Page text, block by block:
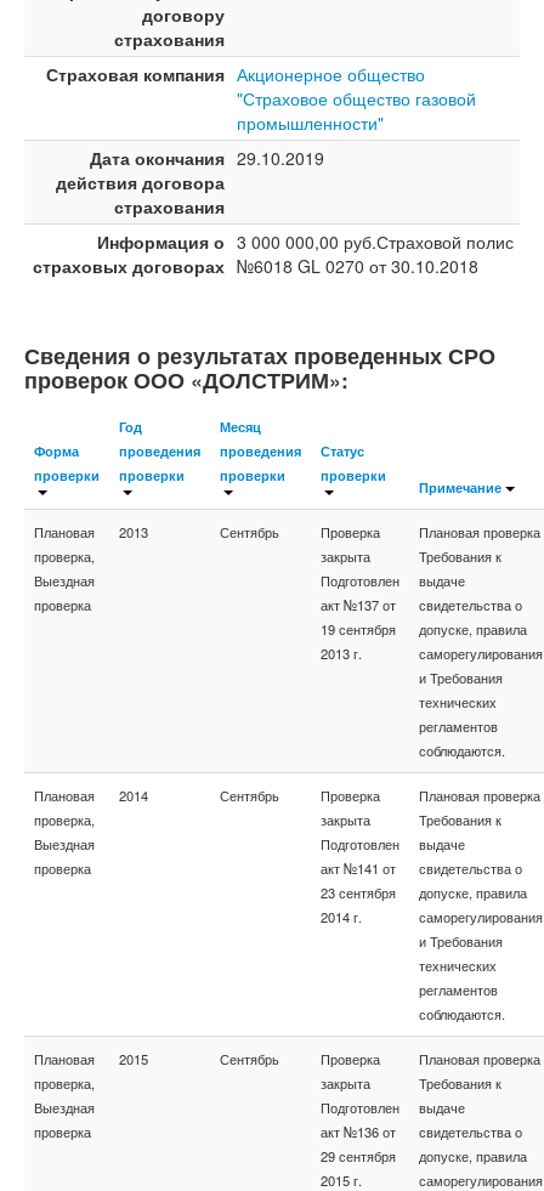
договору
страхования
Страховая компания Акционерное общество
"Страховое общество газовой
промышленности"
Дата окончания
действия договора
страхования
29.10.2019
Информация о
страховых договорах
3 000 000,00 руб.Страховой полис
№6018 GL 0270 от 30.10.2018
Сведения о результатах проведенных СРО
проверок ООО «ДОЛСТРИМ»:
Форма
проверки
Год
проведения
проверки
Месяц
проведения
проверки
Статус
проверки
Примечание
Плановая
проверка,
Выездная
проверка
2013 Сентябрь
Проверка
закрыта
Подготовлен
акт №137 от
19 сентября
2013 г.
Плановая проверка
Требования к
выдаче
свидетельства о
допуске, правила
саморегулирования
и Требования
технических
регламентов
соблюдаются.
Плановая
проверка,
Выездная
проверка
2014 Сентябрь
Проверка
закрыта
Подготовлен
акт №141 от
23 сентября
2014 г.
Плановая проверка
Требования к
выдаче
свидетельства о
допуске, правила
саморегулирования
и Требования
технических
регламентов
соблюдаются.
Плановая
проверка,
Выездная
проверка
2015 Сентябрь
Проверка
закрыта
Подготовлен
акт №136 от
29 сентября
2015 г.
Плановая проверка
Требования к
выдаче
свидетельства о
допуске, правила
саморегулирования